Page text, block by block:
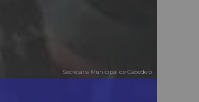
Secretaria Municipal de Cabedelo